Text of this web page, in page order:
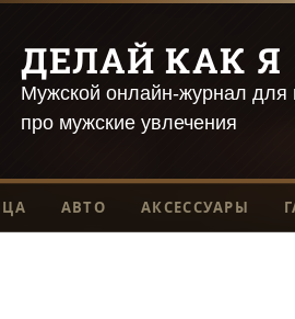
ДЕЛАЙ КАК Я
Мужской онлайн-журнал для
про мужские увлечения
АВТО АКСЕССУАРЫ